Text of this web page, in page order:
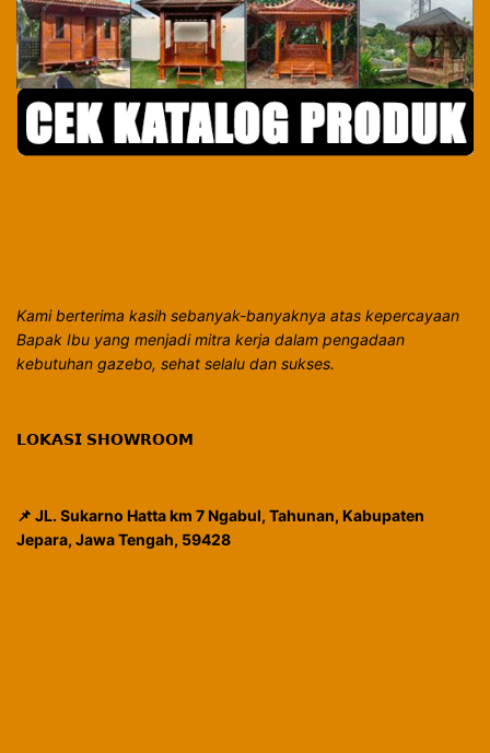
Kami berterima kasih sebanyak-banyaknya atas kepercayaan
Bapak Ibu yang menjadi mitra kerja dalam pengadaan
kebutuhan gazebo, sehat selalu dan sukses.
𝗟𝗢𝗞𝗔𝗦𝗜 𝗦𝗛𝗢𝗪𝗥𝗢𝗢𝗠
📌 JL. Sukarno Hatta km 7 Ngabul, Tahunan, Kabupaten
Jepara, Jawa Tengah, 59428